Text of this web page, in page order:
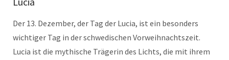
Der 13. Dezem­ber, der Tag der Lucia, ist ein beson­ders
wichtiger Tag in der schwedis­chen Vor­wei­h­nacht­szeit.
Lucia ist die mythis­che Trägerin des Lichts, die mit ihrem